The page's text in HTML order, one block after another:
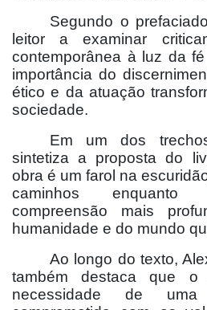
Segundo o
leitor a examinar
contemporânea à luz da
importância do
ético e da atuação
sociedade.
Em um dos
sintetiza a proposta do
obra é um farol na
caminhos enquanto
compreensão mais
humanidade e do mundo
Ao longo do texto,
também destaca que o
necessidade de